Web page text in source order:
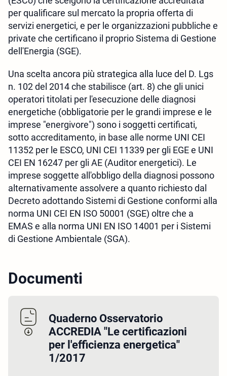
per qualificare sul mercato la propria offerta di
servizi energetici, e per le organizzazioni pubbliche e
private che certificano il proprio Sistema di Gestione
dell'Energia (SGE).
Una scelta ancora più strategica alla luce del D. Lgs
n. 102 del 2014 che stabilisce (art. 8) che gli unici
operatori titolati per l'esecuzione delle diagnosi
energetiche (obbligatorie per le grandi imprese e le
imprese "energivore") sono i soggetti certificati,
sotto accreditamento, in base alle norme UNI CEI
11352 per le ESCO, UNI CEI 11339 per gli EGE e UNI
CEI EN 16247 per gli AE (Auditor energetici). Le
imprese soggette all'obbligo della diagnosi possono
alternativamente assolvere a quanto richiesto dal
Decreto adottando Sistemi di Gestione conformi alla
norma UNI CEI EN ISO 50001 (SGE) oltre che a
EMAS e alla norma UNI EN ISO 14001 per i Sistemi
di Gestione Ambientale (SGA).
Documenti
Quaderno Osservatorio
ACCREDIA "Le certificazioni
per l'efficienza energetica"
1/2017